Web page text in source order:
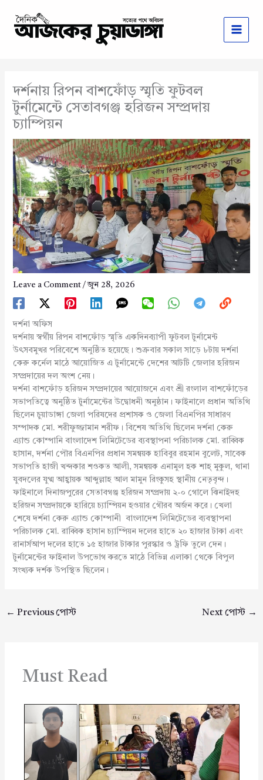
content
দর্শনায় রিপন বাশফোঁড় স্মৃতি ফুটবল
টুর্নামেন্টে সেতাবগঞ্জ হরিজন সম্প্রদায়
চ্যাম্পিয়ন
Leave a Comment /জুন 28, 2026
দর্শনা অফিস
দর্শনায় স্বর্গীয় রিপন বাশফোঁড় স্মৃতি একদিনব্যাপী ফুটবল টুর্নামেন্ট
উৎসবমুখর পরিবেশে অনুষ্ঠিত হয়েছে। শুক্রবার সকাল সাড়ে ৮টায় দর্শনা
কেরু কর্নেল মাঠে আয়োজিত এ টুর্নামেন্টে দেশের আটটি জেলার হরিজন
সম্প্রদায়ের দল অংশ নেয়।
দর্শনা বাশফোঁড় হরিজন সম্প্রদায়ের আয়োজনে এবং শ্রী রংলাল বাশফোঁড়ের
সভাপতিত্বে অনুষ্ঠিত টুর্নামেন্টের উদ্বোধনী অনুষ্ঠান। ফাইনালে প্রধান অতিথি
ছিলেন চুয়াডাঙ্গা জেলা পরিষদের প্রশাসক ও জেলা বিএনপির সাধারণ
সম্পাদক মো. শরীফুজ্জামান শরীফ। বিশেষ অতিথি ছিলেন দর্শনা কেরু
এ্যান্ড কোম্পানি বাংলাদেশ লিমিটেডের ব্যবস্থাপনা পরিচালক মো. রাব্বিক
হাসান, দর্শনা পৌর বিএনপির প্রধান সমন্বয়ক হাবিবুর রহমান বুলেট, সাবেক
সভাপতি হাজী খন্দকার শওকত আলী, সমন্বয়ক এনামুল হক শাহ্ মুকুল, থানা
যুবদলের যুগ্ম আহ্বায়ক আব্দুল্লাহ আল মামুন রিংকুসহ স্থানীয় নেতৃবৃন্দ।
ফাইনালে দিনাজপুরের সেতাবগঞ্জ হরিজন সম্প্রদায় ২-০ গোলে ঝিনাইদহ
হরিজন সম্প্রদায়কে হারিয়ে চ্যাম্পিয়ন হওয়ার গৌরব অর্জন করে। খেলা
শেষে দর্শনা কেরু এ্যান্ড কোম্পানী বাংলাদেশ লিমিটেডের ব্যবস্থাপনা
পরিচালক মো. রাব্বিক হাসান চ্যাম্পিয়ন দলের হাতে ২০ হাজার টাকা এবং
রানার্সআপ দলের হাতে ১৫ হাজার টাকার পুরস্কার ও ট্রফি তুলে দেন।
টুর্নামেন্টের ফাইনাল উপভোগ করতে মাঠে বিভিন্ন এলাকা থেকে বিপুল
সংখ্যক দর্শক উপস্থিত ছিলেন।
← Previous পোস্ট Next পোস্ট →
Must Read